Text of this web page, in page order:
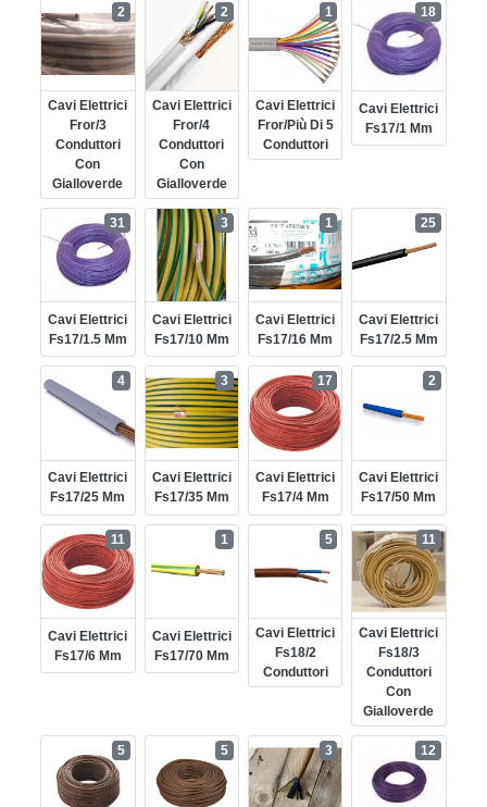
Cavi Elettrici
Fror/3
Conduttori
Con
Gialloverde
2
Cavi Elettrici
Fror/4
Conduttori
Con
Gialloverde
2
Cavi Elettrici
Fror/più Di 5
Conduttori
1
Cavi Elettrici
Fs17/1 Mm
18
Cavi Elettrici
Fs17/1.5 Mm
31
Cavi Elettrici
Fs17/10 Mm
3
Cavi Elettrici
Fs17/16 Mm
1
Cavi Elettrici
Fs17/2.5 Mm
25
Cavi Elettrici
Fs17/25 Mm
4
Cavi Elettrici
Fs17/35 Mm
3
Cavi Elettrici
Fs17/4 Mm
17
Cavi Elettrici
Fs17/50 Mm
2
Cavi Elettrici
Fs17/6 Mm
11
Cavi Elettrici
Fs17/70 Mm
1
Cavi Elettrici
Fs18/2
Conduttori
5
Cavi Elettrici
Fs18/3
Conduttori
Con
Gialloverde
11
5 5 3 12